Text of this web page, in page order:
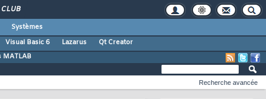
CLUB
Systèmes
Visual Basic 6
Lazarus
Qt Creator
MATLAB
Recherche avancée